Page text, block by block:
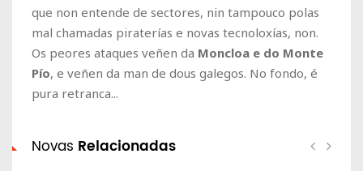
que non entende de sectores, nin tampouco polas
mal chamadas piraterías e novas tecnoloxías, non.
Os peores ataques veñen da Moncloa e do Monte
Pío, e veñen da man de dous galegos. No fondo, é
pura retranca...
Novas Relacionadas